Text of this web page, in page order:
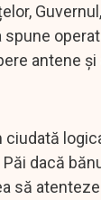
spune
antene
ciudată
dacă
să